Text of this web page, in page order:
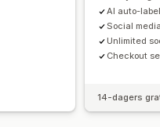
AI auto-
Social
Unlimited
Checkout
14-dagers